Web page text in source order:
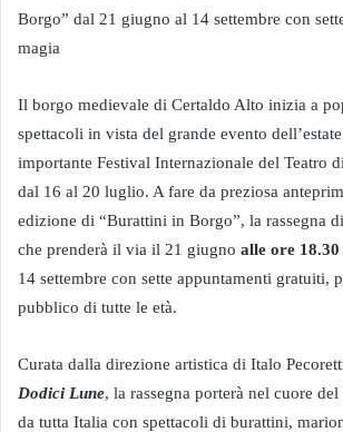
Borgo” dal 21 giugno al 14 settembre con
magia
Il borgo medievale di Certaldo Alto inizia a
spettacoli in vista del grande evento
importante Festival Internazionale del Teatro
dal 16 al 20 luglio. A fare da preziosa
edizione di “Burattini in Borgo”, la rassegna
che prenderà il via il 21 giugno alle ore 18.30
14 settembre con sette appuntamenti gratuiti,
pubblico di tutte le età.
Curata dalla direzione artistica di Italo
Dodici Lune, la rassegna porterà nel cuore
da tutta Italia con spettacoli di burattini,